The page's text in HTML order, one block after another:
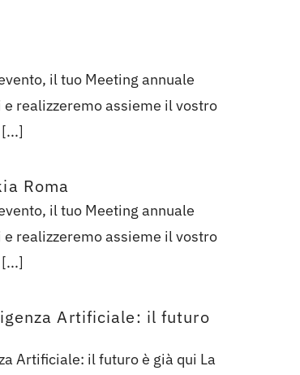
il tuo Meeting annuale
realizzeremo assieme il vostro
Roma
il tuo Meeting annuale
realizzeremo assieme il vostro
Artificiale: il futuro
Artificiale: il futuro è già qui La